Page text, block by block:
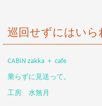
巡回せずにはいら
CABIN zakka ＋ cafe
乗らずに見送って。
工房 水無月